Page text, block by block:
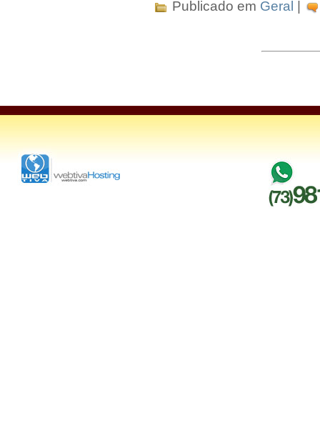
Publicado em Geral